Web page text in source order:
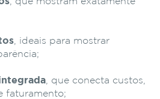
, ideais para mostrar
, que conecta custos,
faturamento;